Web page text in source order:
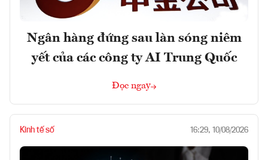
Ngân hàng đứng sau làn sóng niêm
yết của các công ty AI Trung Quốc
Đọc ngay
Kinh tế số 16:29, 10/08/2026